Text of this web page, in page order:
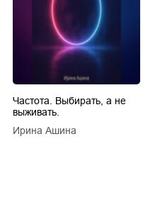
Частота. Выбирать, а не
выживать.
Ирина Ашина